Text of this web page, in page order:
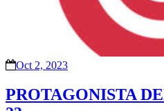
Oct 2, 2023
PROTAGONISTA